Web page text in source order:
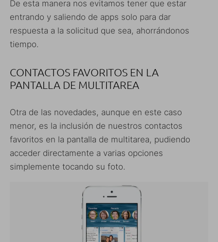
De esta manera nos evitamos tener que estar
entrando y saliendo de apps solo para dar
respuesta a la solicitud que sea, ahorrándonos
tiempo.
CONTACTOS FAVORITOS EN LA
PANTALLA DE MULTITAREA
Otra de las novedades, aunque en este caso
menor, es la inclusión de nuestros contactos
favoritos en la pantalla de multitarea, pudiendo
acceder directamente a varias opciones
simplemente tocando su foto.